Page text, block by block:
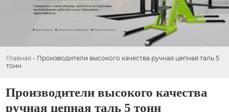
Главная - Производители высокого качества ручная цепная таль 5
тонн
Производители высокого качества
ручная цепная таль 5 тонн